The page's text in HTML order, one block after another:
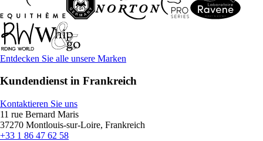
Entdecken Sie alle unsere Marken
Kundendienst in Frankreich
Kontaktieren Sie uns
11 rue Bernard Maris
37270 Montlouis-sur-Loire, Frankreich
+33 1 86 47 62 58